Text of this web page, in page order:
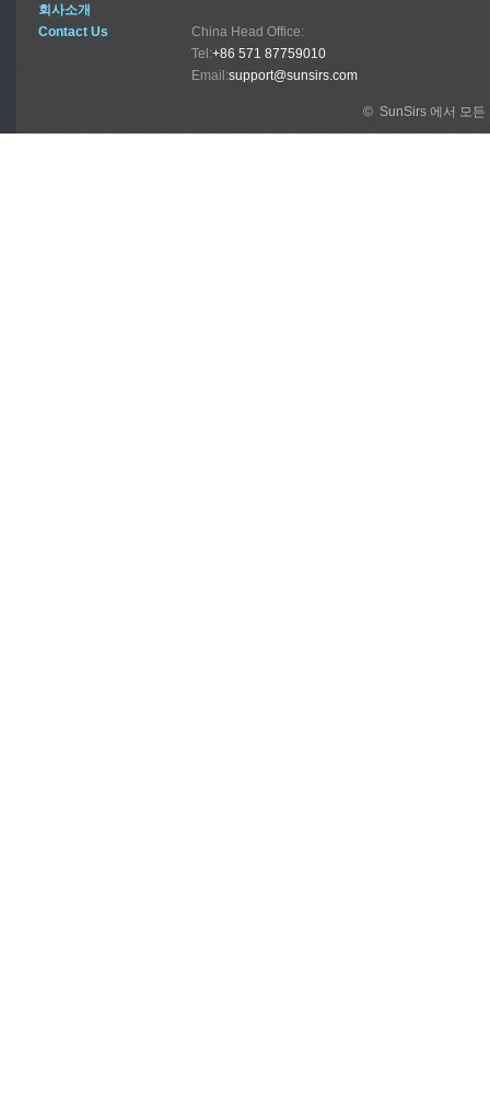
회사소개
Contact Us
China Head Office:
Tel:+86 571 87759010
Email:support@sunsirs.com
© SunSirs 에서 모